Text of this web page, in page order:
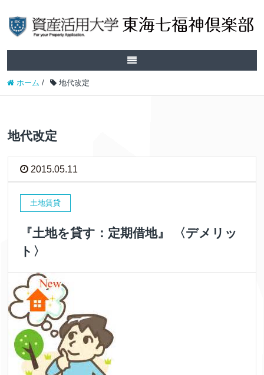
ホーム / 地代改定
地代改定
2015.05.11
土地賃貸
『土地を貸す：定期借地』 〈デメリッ
ト〉